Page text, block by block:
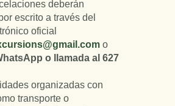
deberán
escrito a través del
oficial
o
o llamada al 627
organizadas con
transporte o